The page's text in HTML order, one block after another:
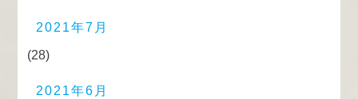
2021年7月
(28)
2021年6月